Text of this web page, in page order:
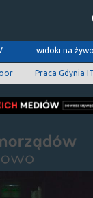
widoki na
Praca Gdynia